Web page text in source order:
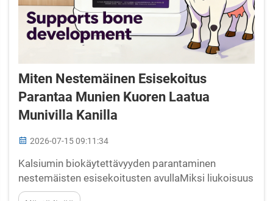
Miten Nestemäinen Esisekoitus
Parantaa Munien Kuoren Laatua
Munivilla Kanilla
2026-07-15 09:11:34
Kalsiumin biokäytettävyyden parantaminen
nestemäisten esisekoitusten avullaMiksi liukoisuus
ja ajoitus ovat tärkeitä: kalsiumin aineenvaihdunta